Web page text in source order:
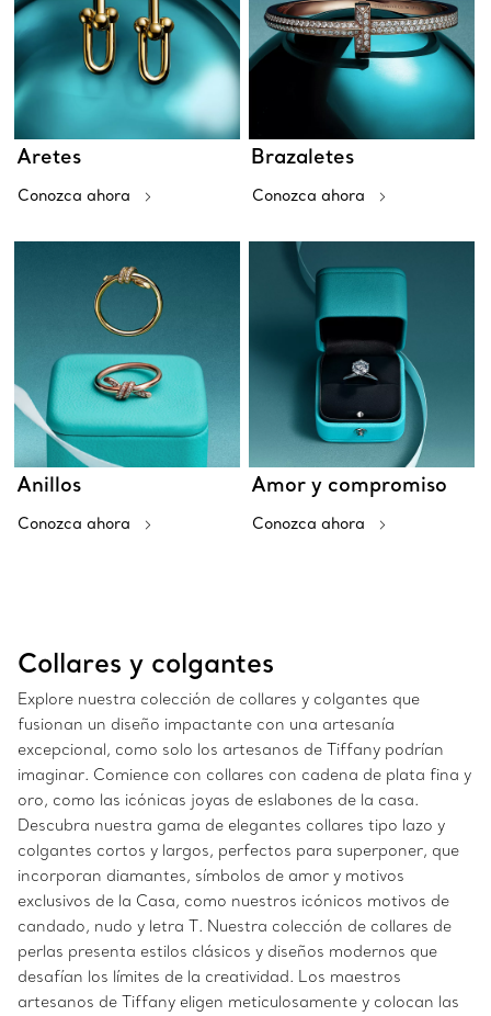
Aretes
Conozca ahora
Brazaletes
Conozca ahora
Anillos
Conozca ahora
Amor y compromiso
Conozca ahora
Collares y colgantes
Explore nuestra colección de collares y colgantes que
fusionan un diseño impactante con una artesanía
excepcional, como solo los artesanos de Tiffany podrían
imaginar. Comience con collares con cadena de plata fina y
oro, como las icónicas joyas de eslabones de la casa.
Descubra nuestra gama de elegantes collares tipo lazo y
colgantes cortos y largos, perfectos para superponer, que
incorporan diamantes, símbolos de amor y motivos
exclusivos de la Casa, como nuestros icónicos motivos de
candado, nudo y letra T. Nuestra colección de collares de
perlas presenta estilos clásicos y diseños modernos que
desafían los límites de la creatividad. Los maestros
artesanos de Tiffany eligen meticulosamente y colocan las